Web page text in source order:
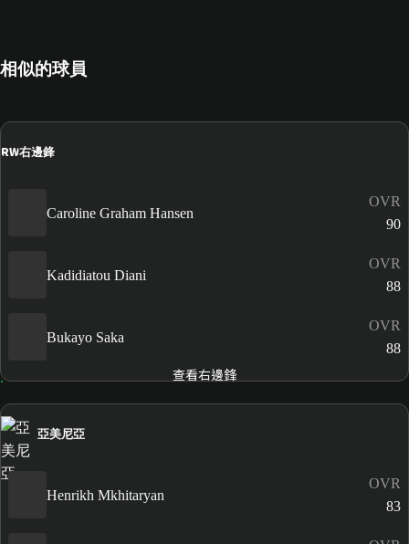
相似的球員
RW右邊鋒
Caroline Graham Hansen
OVR
90
Kadidiatou Diani
OVR
88
Bukayo Saka
OVR
88
查看右邊鋒
亞美尼亞
Henrikh Mkhitaryan
OVR
83